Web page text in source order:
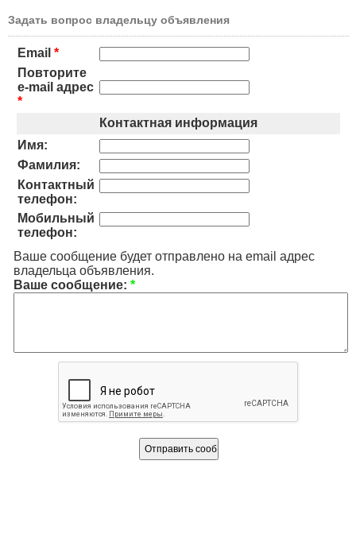
Задать вопрос владельцу объявления
Email *
Повторите
e-mail адрес
*
Контактная информация
Имя:
Фамилия:
Контактный
телефон:
Мобильный
телефон:
Ваше сообщение будет отправлено на email адрес
владельца объявления.
Ваше сообщение: *